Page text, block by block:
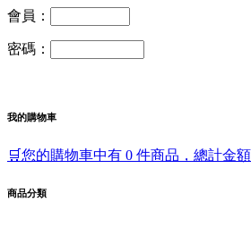
會員：
密碼：
我的購物車
🛒您的購物車中有 0 件商品，總計金
商品分類